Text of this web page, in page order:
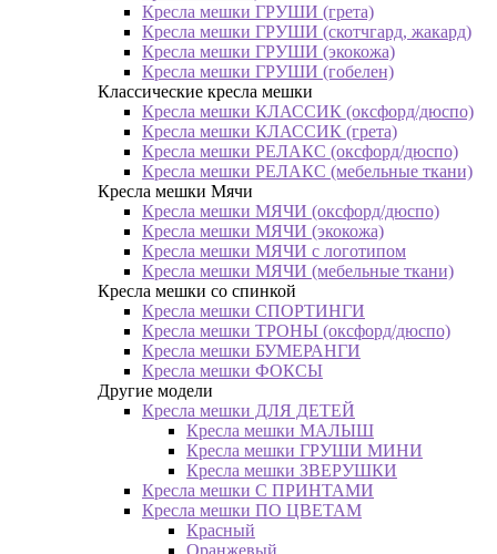
Кресла мешки ГРУШИ (грета)
Кресла мешки ГРУШИ (скотчгард, жакард)
Кресла мешки ГРУШИ (экокожа)
Кресла мешки ГРУШИ (гобелен)
Классические кресла мешки
Кресла мешки КЛАССИК (оксфорд/дюспо)
Кресла мешки КЛАССИК (грета)
Креслa мешки РЕЛАКС (оксфорд/дюспо)
Креслa мешки РЕЛАКС (мебельные ткани)
Кресла мешки Мячи
Кресла мешки МЯЧИ (оксфорд/дюспо)
Кресла мешки МЯЧИ (экокожа)
Кресла мешки МЯЧИ с логотипом
Кресла мешки МЯЧИ (мебельные ткани)
Кресла мешки со спинкой
Кресла мешки СПОРТИНГИ
Кресла мешки ТРОНЫ (оксфорд/дюспо)
Кресла мешки БУМЕРАНГИ
Кресла мешки ФОКСЫ
Другие модели
Кресла мешки ДЛЯ ДЕТЕЙ
Кресла мешки МАЛЫШ
Кресла мешки ГРУШИ МИНИ
Кресла мешки ЗВЕРУШКИ
Кресла мешки С ПРИНТАМИ
Кресла мешки ПО ЦВЕТАМ
Красный
Оранжевый